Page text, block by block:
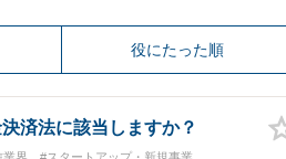
役にたった順
済法に該当しますか？